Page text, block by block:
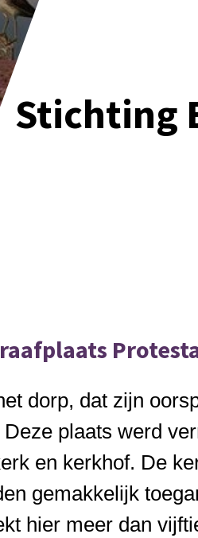
Stichting
dorp, dat zijn
plaats werd
en kerkhof. De
gemakkelijk
hier meer dan